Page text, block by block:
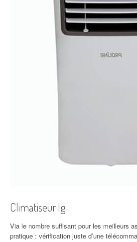
Climatiseur lg
Via le nombre suffisant pour les meilleurs
pratique : vérification juste d’une